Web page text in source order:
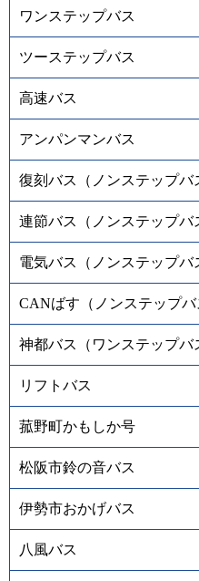
ワンステップバス
ツーステップバス
高速バス
アンパンマンバス
復刻バス（ノンステップバ
連節バス（ノンステップバ
電気バス（ノンステップバ
CANばす（ノンステップバ
神都バス（ワンステップバ
リフトバス
菰野町かもしか号
松阪市鈴の音バス
伊勢市おかげバス
八風バス